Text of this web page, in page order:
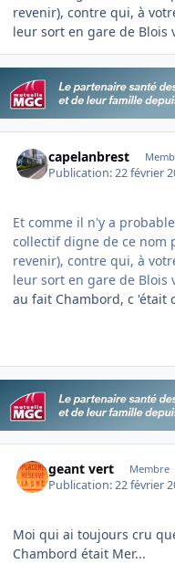
revenir), contre qui, à
leur sort en gare de Blois
capelanbrest
Publication:22 février
Et comme il n'y a
collectif digne de ce nom
revenir), contre qui, à
leur sort en gare de Blois
au fait Chambord, c 'était
geant vert Membre
Publication:22 février
Moi qui ai toujours cru
Chambord était Mer...